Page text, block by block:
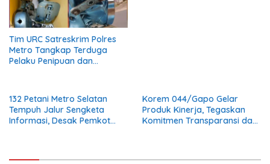
Tim URC Satreskrim Polres
Metro Tangkap Terduga
Pelaku Penipuan dan
132 Petani Metro Selatan
Tempuh Jalur Sengketa
Informasi, Desak Pemkot
Korem 044/Gapo Gelar
Produk Kinerja, Tegaskan
Komitmen Transparansi dan